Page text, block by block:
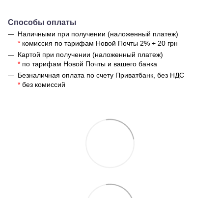
Способы оплаты
Наличными при получении (наложенный платеж)
* комиссия по тарифам Новой Почты 2% + 20 грн
Картой при получении (наложенный платеж)
* по тарифам Новой Почты и вашего банка
Безналичная оплата по счету Приватбанк, без НДС
* без комиссий